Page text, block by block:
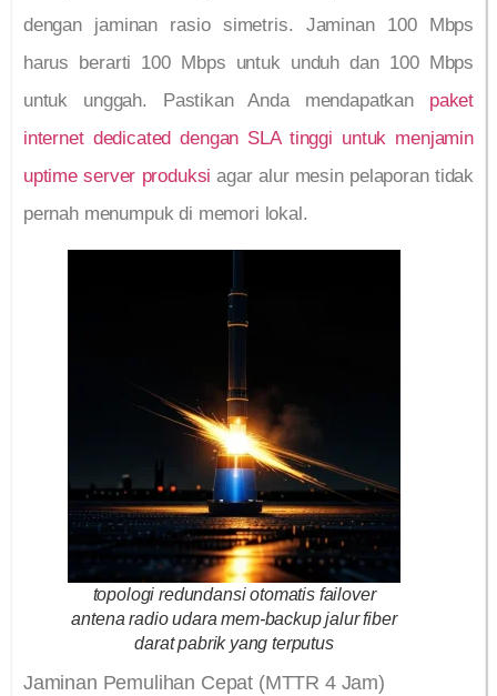
dengan jaminan rasio simetris. Jaminan 100 Mbps
harus berarti 100 Mbps untuk unduh dan 100 Mbps
untuk unggah. Pastikan Anda mendapatkan paket
internet dedicated dengan SLA tinggi untuk menjamin
uptime server produksi agar alur mesin pelaporan tidak
pernah menumpuk di memori lokal.
topologi redundansi otomatis failover
antena radio udara mem-backup jalur fiber
darat pabrik yang terputus
Jaminan Pemulihan Cepat (MTTR 4 Jam)